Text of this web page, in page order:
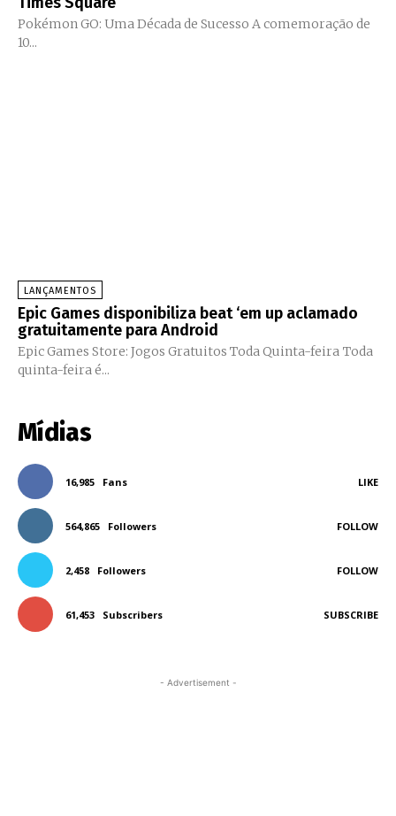
Pokémon GO: Uma Década de Sucesso A comemoração de
10...
LANÇAMENTOS
Epic Games disponibiliza beat ‘em up aclamado
gratuitamente para Android
Epic Games Store: Jogos Gratuitos Toda Quinta-feira Toda
quinta-feira é...
Mídias
16,985 Fans LIKE
564,865 Followers FOLLOW
2,458 Followers FOLLOW
61,453 Subscribers SUBSCRIBE
- Advertisement -